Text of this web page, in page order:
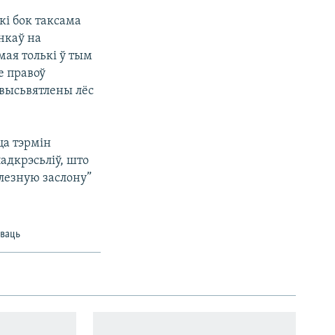
бок таксама
на
толькі ў тым
правоў
лёс
тэрмін
што
заслону”